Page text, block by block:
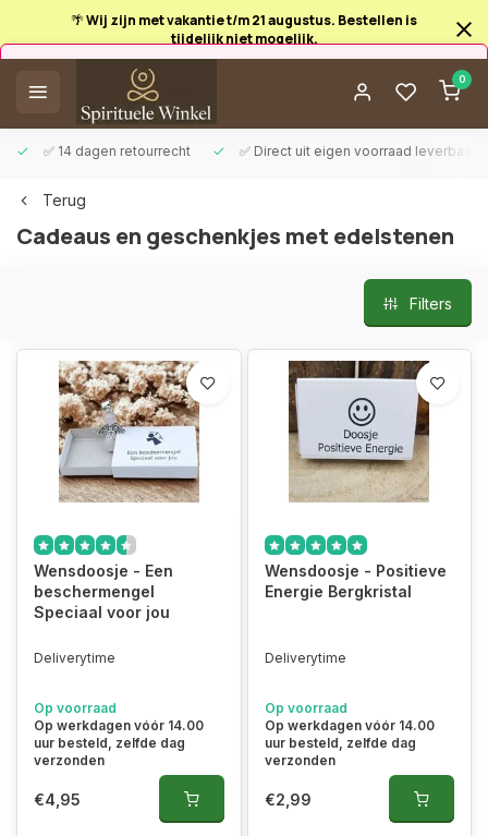
🌴 Wij zijn met vakantie t/m 21 augustus. Bestellen is
tijdelijk niet mogelijk.
0
✅ 14 dagen retourrecht ✅ Direct uit eigen voorraad leverbaar
Afrekenen is uitgeschakeld.
Terug
Cadeaus en geschenkjes met edelstenen
Filters
Wensdoosje - Een
beschermengel
Speciaal voor jou
Deliverytime
Op voorraad
Op werkdagen vóór 14.00
uur besteld, zelfde dag
verzonden
€4,95
Wensdoosje - Positieve
Energie Bergkristal
Deliverytime
Op voorraad
Op werkdagen vóór 14.00
uur besteld, zelfde dag
verzonden
€2,99